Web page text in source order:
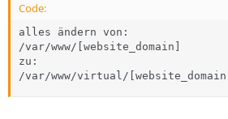
Code:
alles ändern von:
/var/www/[website_domain]
zu:
/var/www/virtual/[website_domain]